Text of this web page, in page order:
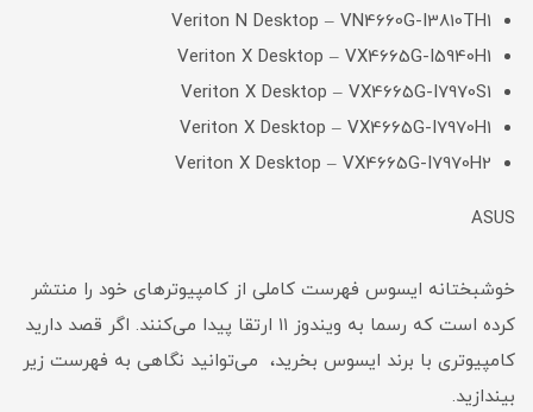
Veriton N Desktop – VN4660G-I3810TH1
Veriton X Desktop – VX4665G-I5940H1
Veriton X Desktop – VX4665G-I7970S1
Veriton X Desktop – VX4665G-I7970H1
Veriton X Desktop – VX4665G-I7970H2
ASUS
خوشبختانه ایسوس فهرست کاملی از کامپیوترهای خود را منتشر
کرده است که رسما به ویندوز ۱۱ ارتقا پیدا می‌کنند. اگر قصد دارید
کامپیوتری با برند ایسوس بخرید، می‌توانید نگاهی به فهرست زیر
بیندازید.